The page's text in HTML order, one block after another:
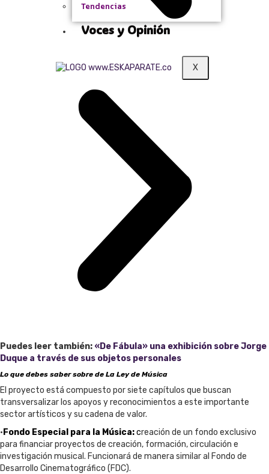
Tendencias
Voces y Opinión
X
Puedes leer también: «De Fábula» una exhibición sobre Jorge
Duque a través de sus objetos personales
Lo que debes saber sobre de La Ley de Música
El proyecto está compuesto por siete capítulos que buscan
transversalizar los apoyos y reconocimientos a este importante
sector artísticos y su cadena de valor.
• Fondo Especial para la Música:creación de un fondo exclusivo
para financiar proyectos de creación, formación, circulación e
investigación musical. Funcionará de manera similar al Fondo de
Desarrollo Cinematográfico (FDC).